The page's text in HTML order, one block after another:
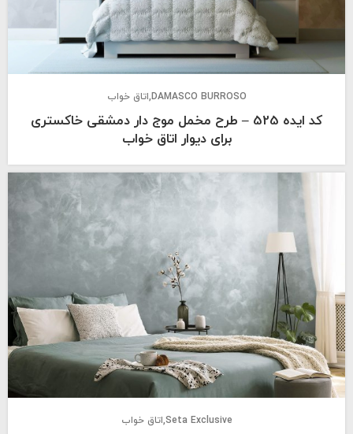
DAMASCO BURROSO اتاق خواب
کد ایده 525 – طرح مخمل موج دار دمشقی خاکستری
برای دیوار اتاق خواب
Seta Exclusive اتاق خواب